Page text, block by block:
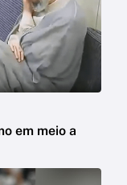
em meio a